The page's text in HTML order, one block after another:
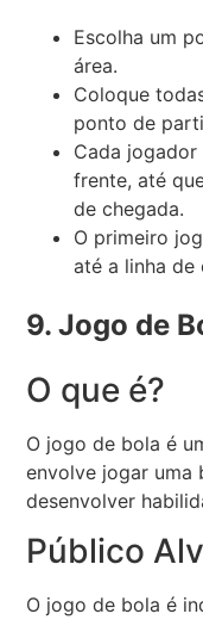
Escolha um
área.
Coloque
ponto de
Cada jogador
frente, até
de chegada.
O primeiro
até a linha de
9. Jogo de
O que é?
O jogo de bola é
envolve jogar uma
desenvolver
Público
O jogo de bola é